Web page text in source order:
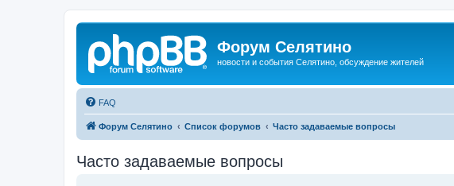
Форум Селятино
новости и события Селятино, обсуждение жителей
FAQ
Форум Селятино Список форумов Часто задаваемые вопросы
Часто задаваемые вопросы